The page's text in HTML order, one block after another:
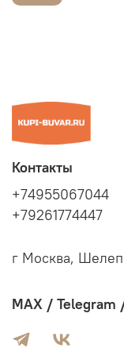
Контакты
+74955067044
+79261774447
г Москва,
MAX / Telegram